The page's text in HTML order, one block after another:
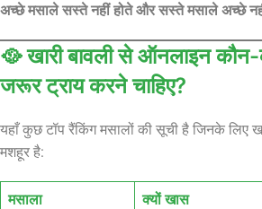
अच्छे मसाले सस्ते नहीं होते और सस्ते मसाले अच्छे
🥘 खारी बावली से ऑनलाइन
जरूर ट्राय करने चाहिए?
यहाँ कुछ टॉप रैंकिंग मसालों की सूची है जिनके लिए
मशहूर है:
मसाला क्यों खास